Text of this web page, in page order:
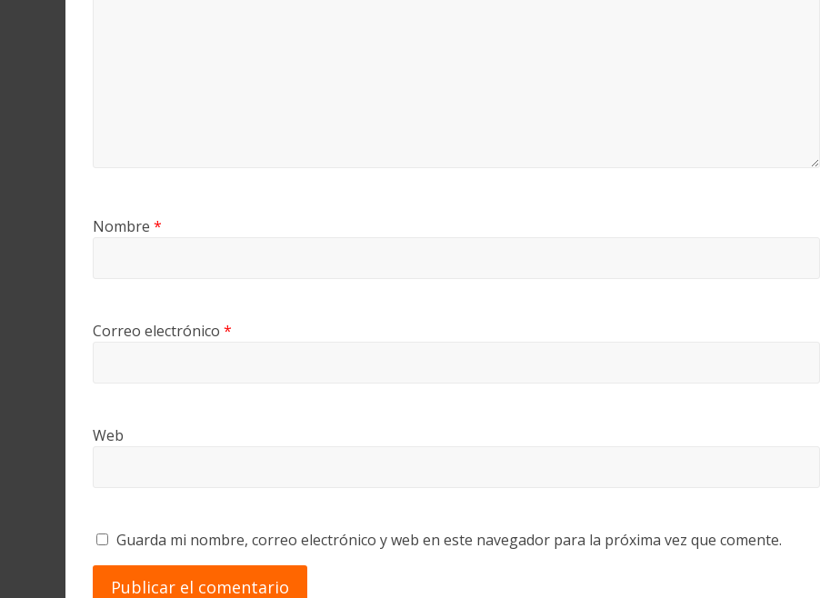
Nombre *
Correo electrónico *
Web
Guarda mi nombre, correo electrónico y web en este navegador para la próxima vez que comente.